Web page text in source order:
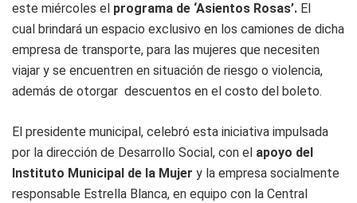
este miércoles el programa de ‘Asientos Rosas’. El
cual brindará un espacio exclusivo en los camiones de dicha
empresa de transporte, para las mujeres que necesiten
viajar y se encuentren en situación de riesgo o violencia,
además de otorgar descuentos en el costo del boleto.
El presidente municipal, celebró esta iniciativa impulsada
por la dirección de Desarrollo Social, con el apoyo del
Instituto Municipal de la Mujer y la empresa socialmente
responsable Estrella Blanca, en equipo con la Central